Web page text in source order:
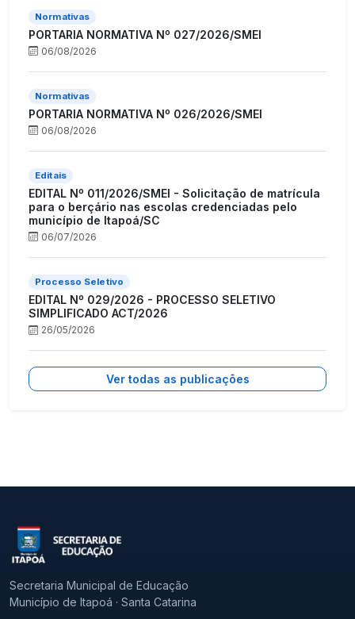
Normativas
PORTARIA NORMATIVA Nº 027/2026/SMEI
06/08/2026
Normativas
PORTARIA NORMATIVA Nº 026/2026/SMEI
06/08/2026
Editais
EDITAL Nº 011/2026/SMEI - Solicitação de matrícula
para o berçário nas escolas credenciadas pelo
município de Itapoá/SC
06/07/2026
Processo Seletivo
EDITAL Nº 029/2026 - PROCESSO SELETIVO
SIMPLIFICADO ACT/2026
26/05/2026
Ver todas as publicações
Secretaria Municipal de Educação
Município de Itapoá · Santa Catarina